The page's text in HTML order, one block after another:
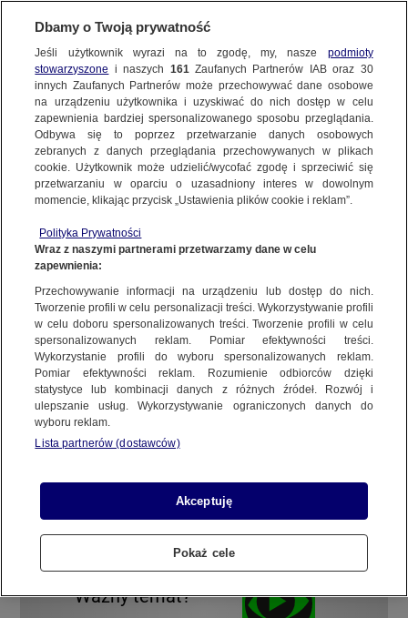
KONTAKT24
Wyślij Materiał
WYŚLIJ MATERIAŁ
NAJNOWSZE
GORĄCE TEMATY
WIĘCEJ
KANAŁY
REGULAMIN SERWISU
POLITYKA PRYWATNOŚCI
Copyright (C) 1997-2025 Korzystanie z materiałów redakcyjnych TVN S.A. / TVN Media Sp. z
pokrewnych TVN S.A. / TVN Media Sp. z o.o. wyraźnie zastrzega, że dalsze
Dzień dobry!
Jedno konto do wszystkich usług
KONTAKT24|NAJNOWSZE
MATERIAŁ UŻYTKOWNIKA
Lipno (Wielkopolskie)
15 LIPCA 2025 19:29
Materiał do tematu:Upalne dni, krótkie noce.
Upragnione lato w pełni
Ważny temat?
Dbamy o Twoją prywatność
Jeśli użytkownik wyrazi na to zgodę, my, nasze podmioty
stowarzyszone i naszych 161Zaufanych Partnerów IAB oraz 30
innych Zaufanych Partnerów może przechowywać dane osobowe
na urządzeniu użytkownika i uzyskiwać do nich dostęp w celu
zapewnienia bardziej spersonalizowanego sposobu przeglądania.
Odbywa się to poprzez przetwarzanie danych osobowych
zebranych z danych przeglądania przechowywanych w plikach
cookie. Użytkownik może udzielić/wycofać zgodę i sprzeciwić się
przetwarzaniu w oparciu o uzasadniony interes w dowolnym
momencie, klikając przycisk „Ustawienia plików cookie i reklam”.
Polityka Prywatności
Wraz z naszymi partnerami przetwarzamy dane w celu
zapewnienia:
Przechowywanie informacji na urządzeniu lub dostęp do nich.
Tworzenie profili w celu personalizacji treści. Wykorzystywanie profili
w celu doboru spersonalizowanych treści. Tworzenie profili w celu
spersonalizowanych reklam. Pomiar efektywności treści.
Wykorzystanie profili do wyboru spersonalizowanych reklam.
Pomiar efektywności reklam. Rozumienie odbiorców dzięki
statystyce lub kombinacji danych z różnych źródeł. Rozwój i
ulepszanie usług. Wykorzystywanie ograniczonych danych do
wyboru reklam.
Lista partnerów (dostawców)
Akceptuję
Pokaż cele